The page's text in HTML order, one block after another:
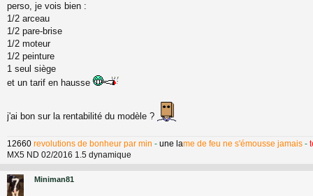
perso, je vois bien :
1/2 arceau
1/2 pare-brise
1/2 moteur
1/2 peinture
1 seul siège
et un tarif en hausse
j'ai bon sur la rentabilité du modèle ?
12660 revolutions de bonheur par min - une lame de feu ne s'émousse jamais -
MX5 ND 02/2016 1.5 dynamique
Miniman81